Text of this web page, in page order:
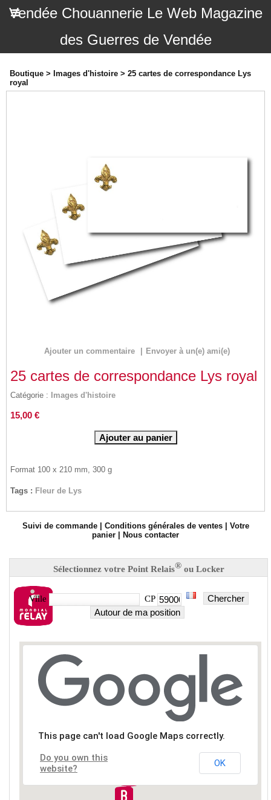
Vendée Chouannerie Le Web Magazine
des Guerres de Vendée
Boutique > Images d'histoire > 25 cartes de correspondance Lys
royal
Ajouter un commentaire Envoyer à un(e) ami(e)
25 cartes de correspondance Lys royal
Catégorie : Images d'histoire
15,00 €
Format 100 x 210 mm, 300 g
Tags : Fleur de Lys
Suivi de commande Conditions générales de ventes
Votre
panier
Nous contacter
Sélectionnez votre Point Relais®ou Locker
Ville CP
Chercher
Autour de ma position
This page can't load Google Maps correctly.
Do you own this
website?
OK